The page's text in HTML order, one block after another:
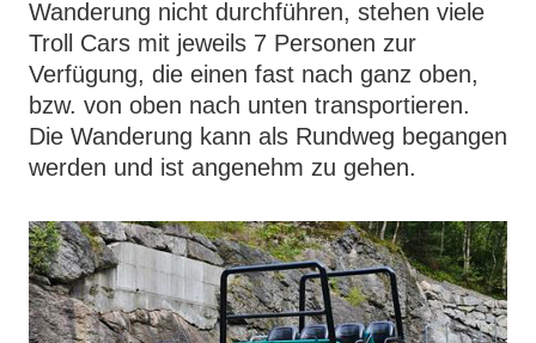
Wanderung nicht durchführen, stehen viele
Troll Cars mit jeweils 7 Personen zur
Verfügung, die einen fast nach ganz oben,
bzw. von oben nach unten transportieren.
Die Wanderung kann als Rundweg begangen
werden und ist angenehm zu gehen.